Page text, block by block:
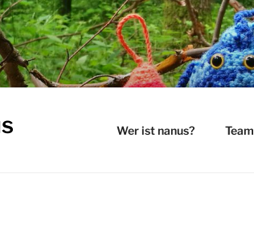
Wer ist nanus? Team